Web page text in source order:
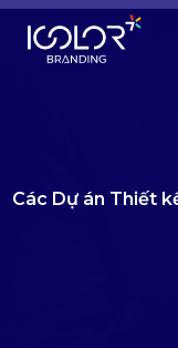
#
Các Dự án Thiết
Đã có 9000+ khách